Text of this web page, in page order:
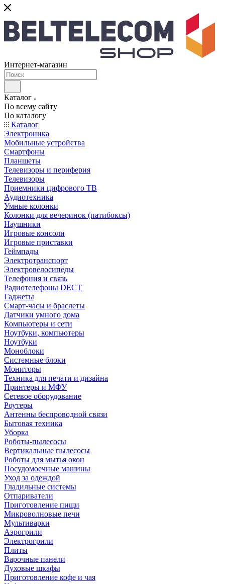
Интернет-магазин
Каталог
По всему сайту
По каталогу
Каталог
Электроника
Мобильные устройства
Смартфоны
Планшеты
Телевизоры и периферия
Телевизоры
Приемники цифрового ТВ
Аудиотехника
Умные колонки
Колонки для вечеринок (патибоксы)
Наушники
Игровые консоли
Игровые приставки
Геймпады
Электротранспорт
Электровелосипеды
Телефония и связь
Радиотелефоны DECT
Гаджеты
Смарт-часы и браслеты
Датчики умного дома
Компьютеры и сети
Ноутбуки, компьютеры
Ноутбуки
Моноблоки
Системные блоки
Мониторы
Техника для печати и дизайна
Принтеры и МФУ
Сетевое оборудование
Роутеры
Антенны беспроводной связи
Бытовая техника
Уборка
Роботы-пылесосы
Вертикальные пылесосы
Роботы для мытья окон
Посудомоечные машины
Уход за одеждой
Гладильные системы
Отпариватели
Приготовление пищи
Микроволновые печи
Мультиварки
Аэрогрили
Электрогрили
Плиты
Варочные панели
Духовые шкафы
Приготовление кофе и чая